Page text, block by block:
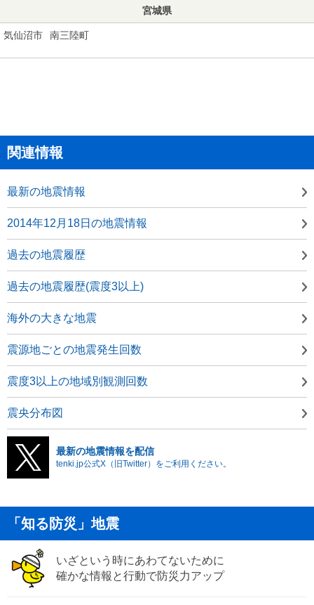
宮城県
気仙沼市 南三陸町
関連情報
最新の地震情報
2014年12月18日の地震情報
過去の地震履歴
過去の地震履歴(震度3以上)
海外の大きな地震
震源地ごとの地震発生回数
震度3以上の地域別観測回数
震央分布図
最新の地震情報を配信
tenki.jp公式X（旧Twitter）をご利用ください。
「知る防災」地震
いざという時にあわてないために
確かな情報と行動で防災力アップ